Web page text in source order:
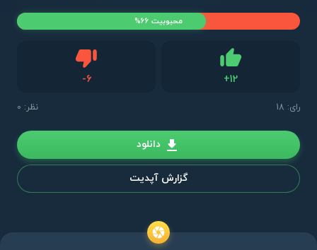
+12
-6دیس لایک
رای: 18 نظر: 0
محبوبیت 66%
دانلود
گزارش آپدیت